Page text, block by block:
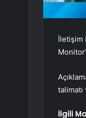
İletişim
İlgili